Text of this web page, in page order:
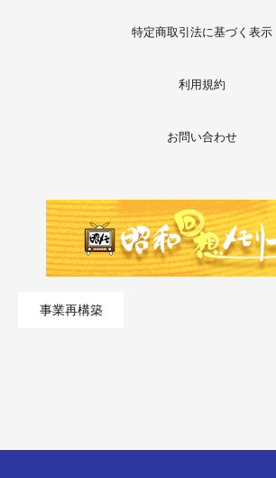
特定商取引法に基づく表示
利用規約
お問い合わせ
事業再構築